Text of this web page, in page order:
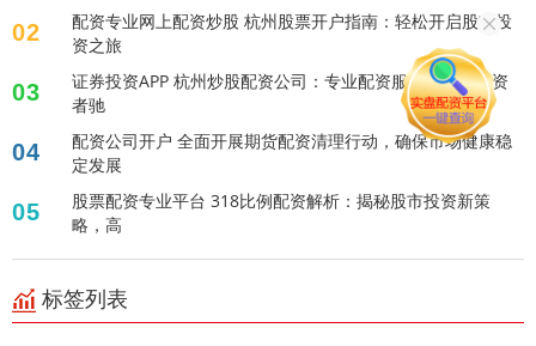
02
配资专业网上配资炒股 杭州股票开户指南：轻松开启股市投
资之旅
03
证券投资APP 杭州炒股配资公司：专业配资服务，助力投资
者驰
04
配资公司开户 全面开展期货配资清理行动，确保市场健康稳
定发展
05
股票配资专业平台 318比例配资解析：揭秘股市投资新策
略，高
标签列表